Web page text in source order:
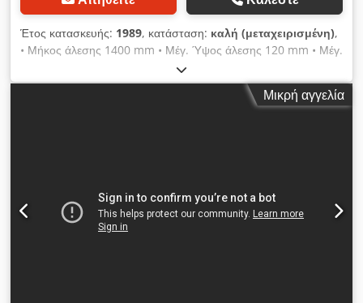
Έτος κατασκευής: 1989, κατάσταση: καλή (μεταχειρισμένη),
• Μήκος άλεσης 1400 mm • Μέγ. Ύψος άλεσης 120 mm • Μέγ.
Πλάτος 450 mm • Άξονες 30 mm • Μέγιστη διάμετρος άξονα
160 mm • Περιστροφές άξονα 8400 / λεπτό • Διαστάσεις 4100
x 2000 x 1600 mm • Βάρος χωρίς καμπίνα 1600 kg • Κινητήρες
Μικρή αγγελία